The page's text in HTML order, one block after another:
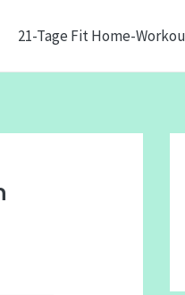
21-Tage Fit Home-